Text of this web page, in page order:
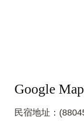
Google Map
民宿地址：